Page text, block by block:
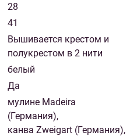
28
41
Вышивается крестом и
полукрестом в 2 нити
белый
Да
мулине Madeira
(Германия),
канва Zweigart (Германия),